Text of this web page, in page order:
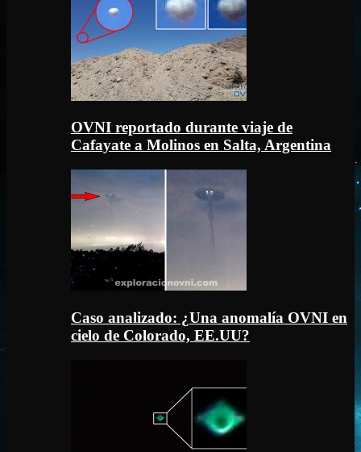
OVNI reportado durante viaje de
Cafayate a Molinos en Salta, Argentina
Caso analizado: ¿Una anomalía OVNI en
cielo de Colorado, EE.UU?